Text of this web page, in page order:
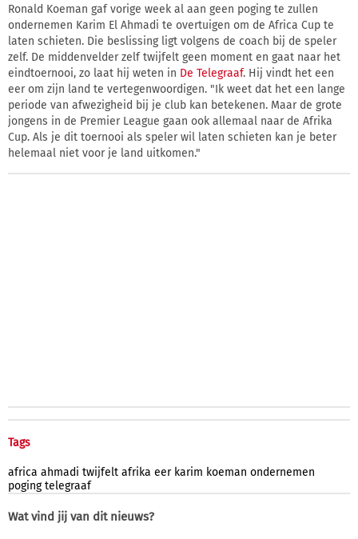
Ronald Koeman gaf vorige week al aan geen poging te zullen
ondernemen Karim El Ahmadi te overtuigen om de Africa Cup te
laten schieten. Die beslissing ligt volgens de coach bij de speler
zelf. De middenvelder zelf twijfelt geen moment en gaat naar het
eindtoernooi, zo laat hij weten in De Telegraaf. Hij vindt het een
eer om zijn land te vertegenwoordigen. "Ik weet dat het een lange
periode van afwezigheid bij je club kan betekenen. Maar de grote
jongens in de Premier League gaan ook allemaal naar de Afrika
Cup. Als je dit toernooi als speler wil laten schieten kan je beter
helemaal niet voor je land uitkomen."
Tags
africa ahmadi twijfelt afrika eer karim koeman ondernemen
poging telegraaf
Wat vind jij van dit nieuws?